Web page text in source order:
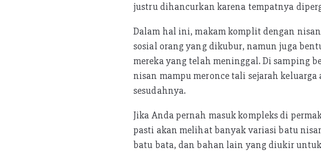
justru dihancurkan karena tempatnya
Dalam hal ini, makam komplit dengan
sosial orang yang dikubur, namun juga
mereka yang telah meninggal. Di samping
nisan mampu meronce tali sejarah
sesudahnya.
Jika Anda pernah masuk kompleks di
pasti akan melihat banyak variasi batu
batu bata, dan bahan lain yang diukir